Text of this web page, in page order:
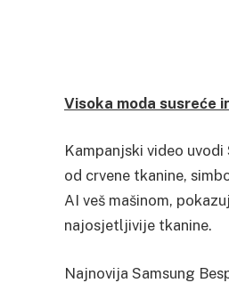
Visoka moda susreće
Kampanjski video
od crvene tkanine,
AI veš mašinom,
najosjetljivije tkanine.
Najnovija Samsung